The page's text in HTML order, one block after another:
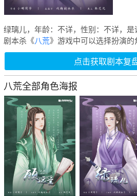
我爱剧本
绿璃儿，年龄：不详，性别：不详，
剧本杀《八荒》游戏中可以选择扮演的
点击获取剧本复
八荒全部角色海报